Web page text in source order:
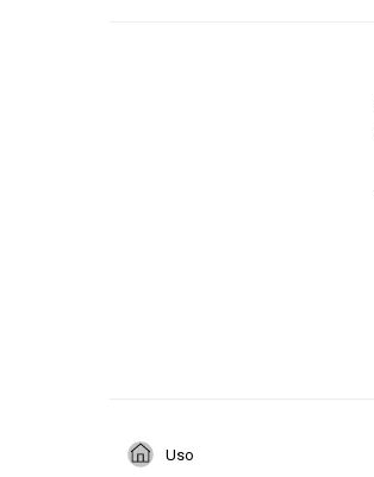
Uso